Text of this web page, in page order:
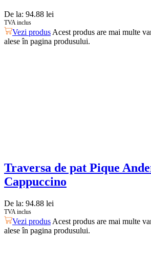
De la: 94.88 lei
TVA inclus
Vezi produs Acest produs are mai multe
alese în pagina produsului.
Traversa de pat Pique
Cappuccino
De la: 94.88 lei
TVA inclus
Vezi produs Acest produs are mai multe
alese în pagina produsului.